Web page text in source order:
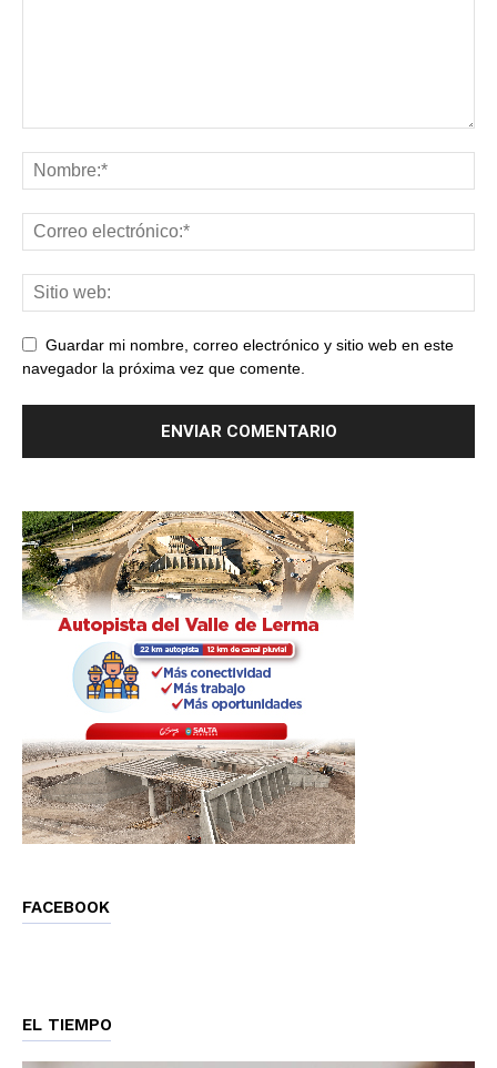
Guardar mi nombre, correo electrónico y sitio web en este
navegador la próxima vez que comente.
FACEBOOK
EL TIEMPO